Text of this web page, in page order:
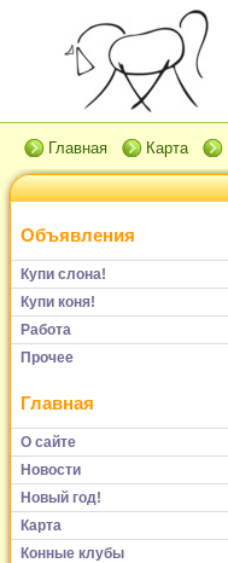
Главная Карта
Объявления
Купи слона!
Купи коня!
Работа
Прочее
Главная
О сайте
Новости
Новый год!
Карта
Конные клубы